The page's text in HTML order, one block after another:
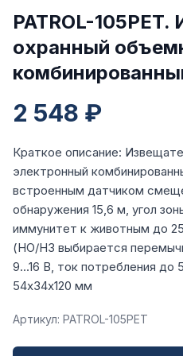
PATROL-
охранный
2 548 ₽
Краткое описание:
электронный
встроенным датчиком
обнаружения 15,6 м, угол
иммунитет к животным до
(НО/НЗ выбирается
9...16 В, ток потребления до
54х34х120 мм
Артикул: PATROL-105PET